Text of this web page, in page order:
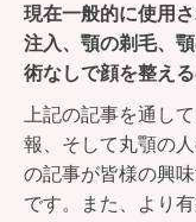
現在一般的に使用
注入、顎の剃毛、
術なしで顔を整え
上記の記事を通し
報、そして丸顎の
の記事が皆様の興
です。また、より